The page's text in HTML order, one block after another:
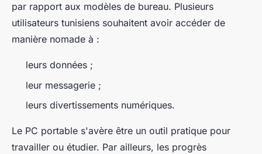
par rapport aux modèles de bureau. Plusieurs
utilisateurs tunisiens souhaitent avoir accéder de
manière nomade à :
leurs données ;
leur messagerie ;
leurs divertissements numériques.
Le PC portable s'avère être un outil pratique pour
travailler ou étudier. Par ailleurs, les progrès